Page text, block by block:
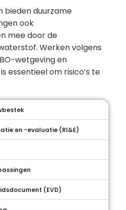
duurzame
ook
mee door de
Werken volgens
wetgeving en
essentieel om risico’s te
en -evaluatie (RI&E)
(EVD)